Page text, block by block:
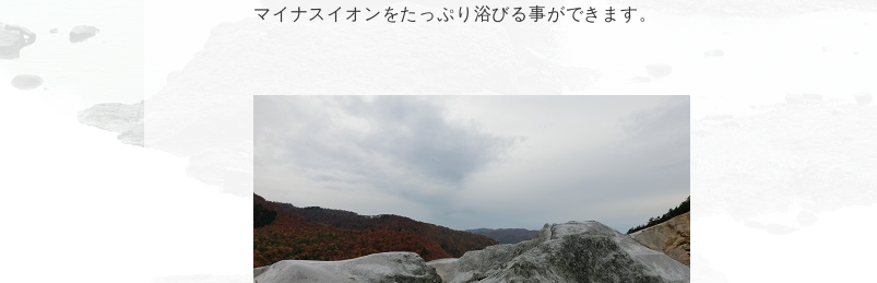
マイナスイオンをたっぷり浴びる事ができます。